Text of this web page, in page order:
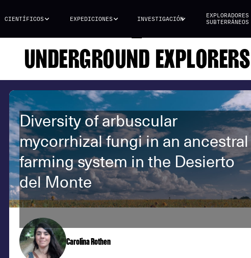
CIENTÍFICOS EXPEDICIONES INVESTIGACIÓN
EXPLORADORES
SUBTERRÁNEOS
UNDERGROUND EXPLORERS
Diversity of arbuscular
mycorrhizal fungi in an ancestral
farming system in the Desierto
del Monte
Carolina Rothen